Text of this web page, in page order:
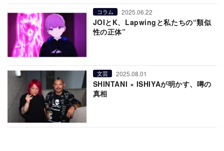
コラム 2025.06.22
JOIとK、Lapwingと私たちの“類似
性の正体”
文芸 2025.08.01
SHINTANI × ISHIYAが明かす、噂の
真相